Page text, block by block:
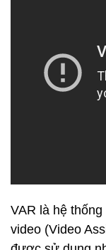
VAR là hệ
video (Video